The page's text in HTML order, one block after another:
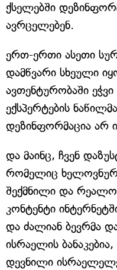
ქსელებში
ავრცელებენ.
ერთ-ერთი ასეთი
დამწვარი სხეული
ავთენტურობაში
ექსპერტების
დეზინფორმაცია არ
და მაინც, ჩვენ
რომელიც
შექმნილი და
კონტენტი
და ძალიან ბევრმა
ისრაელის
დევნილი